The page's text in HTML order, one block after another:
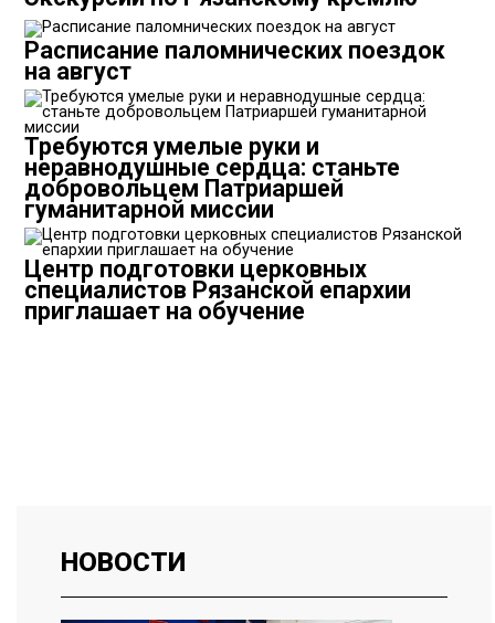
Расписание паломнических поездок
на август
Требуются умелые руки и
неравнодушные сердца: станьте
добровольцем Патриаршей
гуманитарной миссии
Центр подготовки церковных
специалистов Рязанской епархии
приглашает на обучение
НОВОСТИ